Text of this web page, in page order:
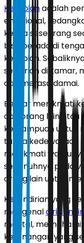
Kesepianadalah
emosional,
ketika seseorang
bisa berada di
kesepian.
sendirian di kamar,
dan merasa damai.
Belajar menikmati
dari orang lain atau
kemampuan untuk
tanda kedewasaan
menikmati
sepenuhnya pada
orang lain untuk
Kesendirian yang
mengenaldiri sendiri
mental, memahami
ketenangan yang